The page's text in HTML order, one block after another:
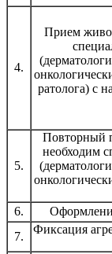
4.
Прием
ратолога) с
5.
Повторный
необходим
6.
7.
Фиксация